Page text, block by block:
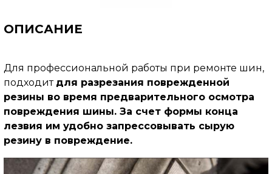
ОПИСАНИЕ
Для профессиональной работы при ремонте шин,
подходит для разрезания поврежденной
резины во время предварительного осмотра
повреждения шины. За счет формы конца
лезвия им удобно запрессовывать сырую
резину в повреждение.